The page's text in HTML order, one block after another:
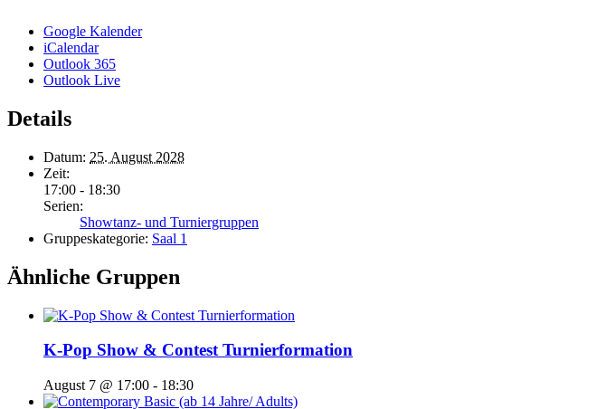
Google Kalender
iCalendar
Outlook 365
Outlook Live
Details
Datum: 25. August 2028
Zeit:
17:00 - 18:30
Serien:
Showtanz- und Turniergruppen
Gruppeskategorie: Saal 1
Ähnliche Gruppen
K-Pop Show & Contest Turnierformation
August 7 @ 17:00 - 18:30